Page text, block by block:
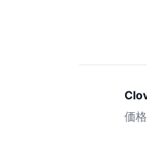
価